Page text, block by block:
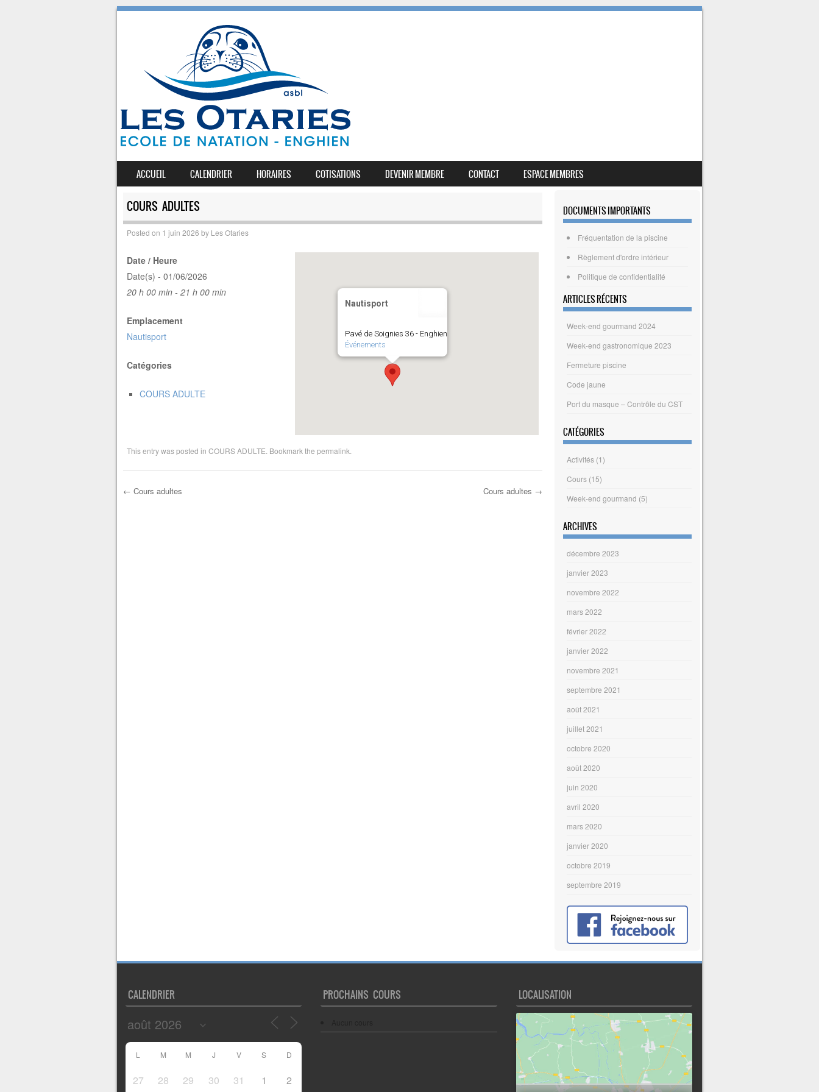
MENU
SKIP TO CONTENT
ACCUEIL CALENDRIER HORAIRES COTISATIONS DEVENIR MEMBRE CONTACT ESPACE MEMBRES
COURS ADULTES
Posted on 1 juin 2026 by Les Otaries
Nautisport
Pavé de Soignies 36 - Enghien
Événements
Date / Heure
Date(s) - 01/06/2026
20 h 00 min - 21 h 00 min
Emplacement
Nautisport
Catégories
COURS ADULTE
This entry was posted in COURS ADULTE . Bookmark the permalink
← Cours adultes Cours adultes →
DOCUMENTS IMPORTANTS
Fréquentation de la piscine
Règlement d'ordre intérieur
Politique de confidentialité
ARTICLES RÉCENTS
Week-end gourmand 2024
Week-end gastronomique 2023
Fermeture piscine
Code jaune
Port du masque – Contrôle du CST
CATÉGORIES
Activités (1)
Cours (15)
Week-end gourmand (5)
ARCHIVES
décembre 2023
janvier 2023
novembre 2022
mars 2022
février 2022
janvier 2022
novembre 2021
septembre 2021
août 2021
juillet 2021
octobre 2020
août 2020
juin 2020
avril 2020
mars 2020
janvier 2020
octobre 2019
septembre 2019
CALENDRIER
L M M J V S D
27 28 29 30 31 1 2
PROCHAINS COURS LOCALISATION